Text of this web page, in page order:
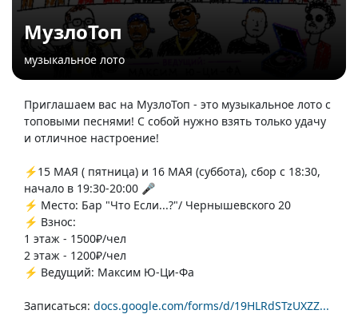
МузлоТоп
музыкальное лото
Приглашаем вас на МузлоТоп - это музыкальное лото с
топовыми песнями! С собой нужно взять только удачу
и отличное настроение!
⚡️15 МАЯ ( пятница) и 16 МАЯ (суббота), сбор с 18:30,
начало в 19:30-20:00 🎤
⚡️ Место: Бар "Что Если...?"/ Чернышевского 20
⚡️ Взнос:
1 этаж - 1500₽/чел
2 этаж - 1200₽/чел
⚡️ Ведущий: Максим Ю-Ци-Фа
Записаться: docs.google.com/forms/d/19HLRdSTzUXZZ...